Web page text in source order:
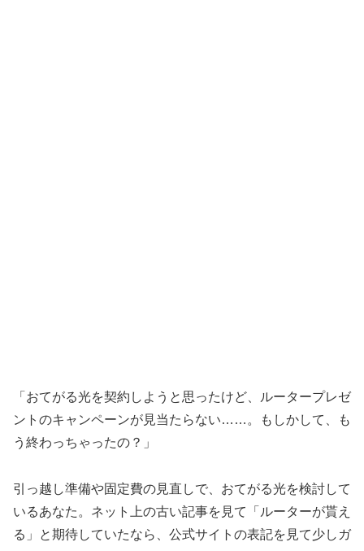
「おてがる光を契約しようと思ったけど、ルータープレゼ
ントのキャンペーンが見当たらない……。もしかして、も
う終わっちゃったの？」
引っ越し準備や固定費の見直しで、おてがる光を検討して
いるあなた。ネット上の古い記事を見て「ルーターが貰え
る」と期待していたなら、公式サイトの表記を見て少しガ